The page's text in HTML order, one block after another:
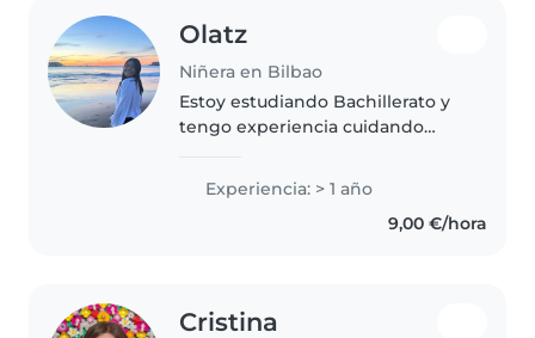
Olatz
Niñera en Bilbao
Estoy estudiando Bachillerato y
tengo experiencia cuidando
manualidades y jugar con ellos.
Me adapto bien a tu hogar y
Experiencia: > 1 año
9,00 €/hora
Cristina